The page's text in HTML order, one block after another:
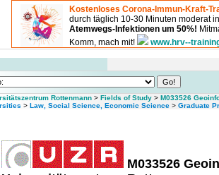
Kostenloses Corona-Immun-Kraft-
durch täglich 10-30 Minuten moderat
Atemwegs-Infektionen um 50%!
Komm, mach mit!
www.hrv--
Rottenmann > Fields of Study > M033526
> Law, Social Science, Economic Science > Graduate
M033526